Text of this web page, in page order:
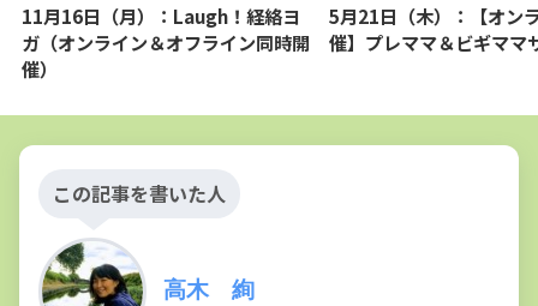
11月16日（月）：Laugh！経絡ヨ
ガ（オンライン＆オフライン同時開
催）
5月21日（木）：【オン
催】プレママ＆ビギママ
この記事を書いた人
高木 絢